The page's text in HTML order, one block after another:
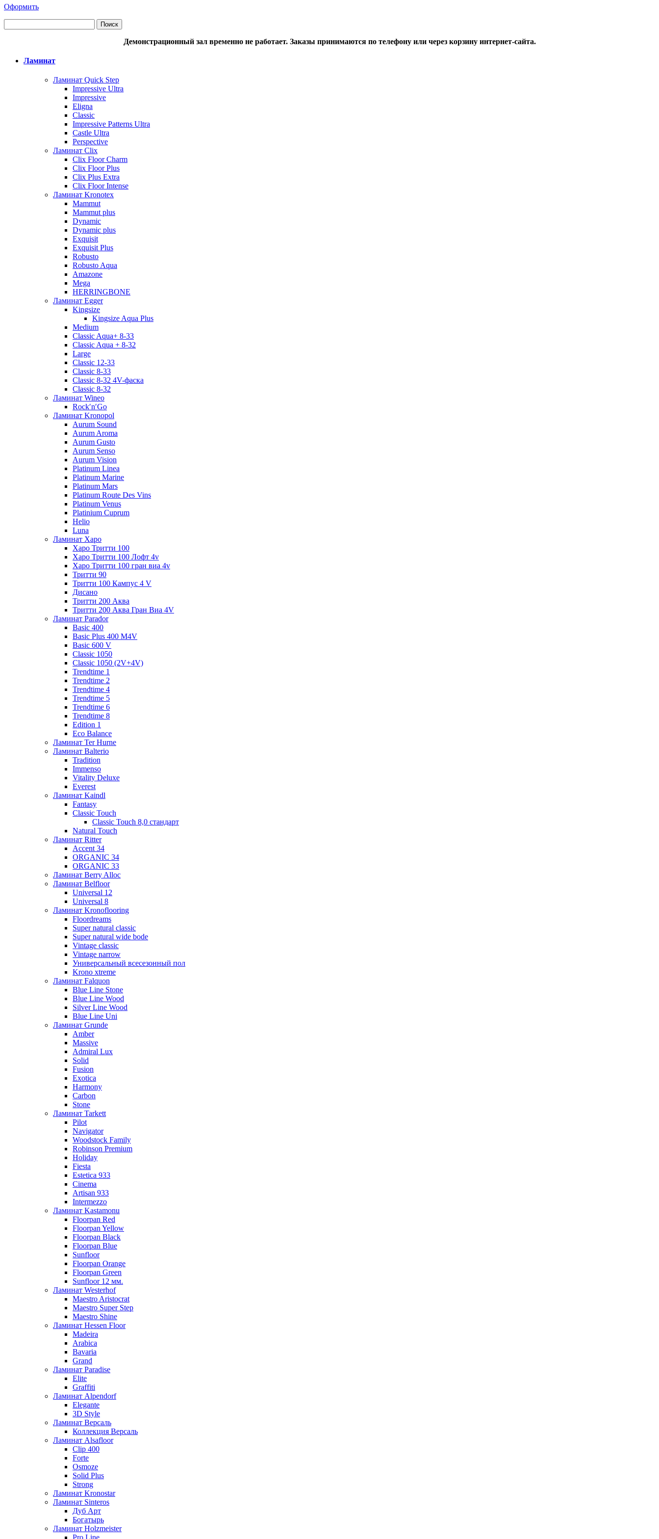
Оформить
Демонстрационный зал временно не работает. Заказы принимаются по телефону или через корзину интернет-сайта.
Ламинат
Ламинат Quick Step
Impressive Ultra
Impressive
Eligna
Classic
Impressive Patterns Ultra
Castle Ultra
Perspective
Ламинат Clix
Clix Floor Charm
Clix Floor Plus
Clix Plus Extra
Clix Floor Intense
Ламинат Kronotex
Mammut
Mammut plus
Dynamic
Dynamic plus
Exquisit
Exquisit Plus
Robusto
Robusto Aqua
Amazone
Mega
HERRINGBONE
Ламинат Egger
Kingsize
Kingsize Aqua Plus
Medium
Classic Aqua+ 8-33
Classic Aqua + 8-32
Large
Classic 12-33
Classic 8-33
Classic 8-32 4V-фаска
Classic 8-32
Ламинат Wineo
Rock′n′Go
Ламинат Kronopol
Aurum Sound
Aurum Aroma
Aurum Gusto
Aurum Senso
Aurum Vision
Platinum Linea
Platinum Marine
Platinum Mars
Platinum Route Des Vins
Platinum Venus
Platinium Cuprum
Helio
Luna
Ламинат Харо
Харо Тритти 100
Харо Тритти 100 Лофт 4v
Харо Тритти 100 гран виа 4v
Тритти 90
Тритти 100 Кампус 4 V
Дисано
Тритти 200 Аква
Тритти 200 Аква Гран Виа 4V
Ламинат Parador
Basic 400
Basic Plus 400 M4V
Basic 600 V
Classic 1050
Classic 1050 (2V+4V)
Trendtime 1
Trendtime 2
Trendtime 4
Trendtime 5
Trendtime 6
Trendtime 8
Edition 1
Eco Balance
Ламинат Ter Hurne
Ламинат Balterio
Tradition
Immenso
Vitality Deluxe
Everest
Ламинат Kaindl
Fantasy
Classic Touch
Classic Touch 8,0 стандарт
Natural Touch
Ламинат Ritter
Accent 34
ORGANIC 34
ORGANIC 33
Ламинат Berry Alloc
Ламинат Belfloor
Universal 12
Universal 8
Ламинат Kronoflooring
Floordreams
Super natural classic
Super natural wide bode
Vintage classic
Vintage narrow
Универсальный всесезонный пол
Krono xtreme
Ламинат Falquon
Blue Line Stone
Blue Line Wood
Silver Line Wood
Blue Line Uni
Ламинат Grunde
Amber
Massive
Admiral Lux
Solid
Fusion
Exotica
Harmony
Carbon
Stone
Ламинат Tarkett
Pilot
Navigator
Woodstock Family
Robinson Premium
Holiday
Fiesta
Estetica 933
Cinema
Artisan 933
Intermezzo
Ламинат Kastamonu
Floorpan Red
Floorpan Yellow
Floorpan Black
Floorpan Blue
Sunfloor
Floorpan Orange
Floorpan Green
Sunfloor 12 мм.
Ламинат Westerhof
Maestro Aristocrat
Maestro Super Step
Maestro Shine
Ламинат Hessen Floor
Madeira
Arabica
Bavaria
Grand
Ламинат Paradise
Elite
Graffiti
Ламинат Alpendorf
Elegante
3D Style
Ламинат Версаль
Коллекция Версаль
Ламинат Alsafloor
Clip 400
Forte
Osmoze
Solid Plus
Strong
Ламинат Kronostar
Ламинат Sinteros
Дуб Арт
Богатырь
Ламинат Holzmeister
Pro Line